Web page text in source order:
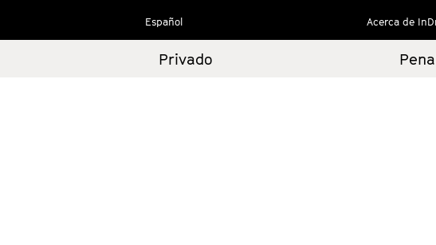
contenido
Español Acerca de
Privado